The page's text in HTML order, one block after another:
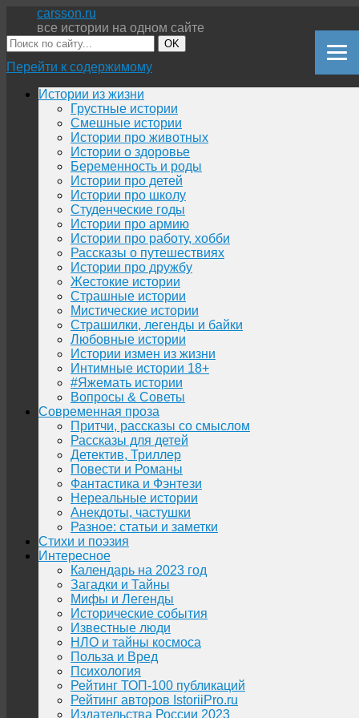
carsson.ru
все истории на одном сайте
OK
Перейти к содержимому
Истории из жизни
Грустные истории
Смешные истории
Истории про животных
Истории о здоровье
Беременность и роды
Истории про детей
Истории про школу
Студенческие годы
Истории про армию
Истории про работу, хобби
Рассказы о путешествиях
Истории про дружбу
Жестокие истории
Страшные истории
Мистические истории
Страшилки, легенды и байки
Любовные истории
Истории измен из жизни
Интимные истории 18+
#Яжемать истории
Вопросы & Советы
Современная проза
Притчи, рассказы со смыслом
Рассказы для детей
Детектив, Триллер
Повести и Романы
Фантастика и Фэнтези
Нереальные истории
Анекдоты, частушки
Разное: статьи и заметки
Стихи и поэзия
Интересное
Календарь на 2023 год
Загадки и Тайны
Мифы и Легенды
Исторические события
Известные люди
НЛО и тайны космоса
Польза и Вред
Психология
Рейтинг ТОП-100 публикаций
Рейтинг авторов IstoriiPro.ru
Издательства России 2023